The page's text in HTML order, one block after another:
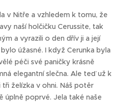
v Nitře a vzhledem k tomu, že
naší holčičku Cerussite, tak
a vyrazili o den dřív ji a její
úžasné. I když Cerunka byla
péči své paničky krásně
elegantní slečna. Ale teď už k
želízka v ohni. Náš potěr
úplně poprvé. Jela také naše